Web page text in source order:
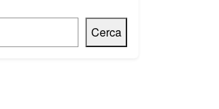
Cerca